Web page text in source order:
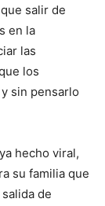
salir de
en la
las
los
sin pensarlo
hecho viral,
su familia que
de